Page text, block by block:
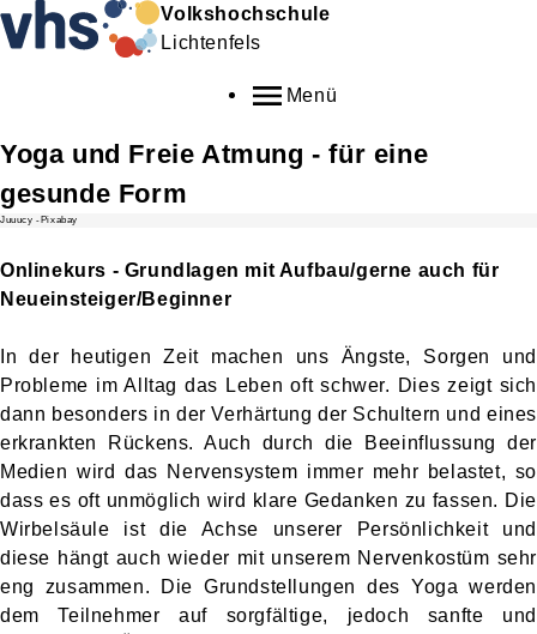
Volkshochschule
Lichtenfels
Menü
Yoga und Freie Atmung - für eine
gesunde Form
Juuucy -Pixabay
Onlinekurs - Grundlagen mit Aufbau/gerne auch für
Neueinsteiger/Beginner
In der heutigen Zeit machen uns Ängste, Sorgen und
Probleme im Alltag das Leben oft schwer. Dies zeigt sich
dann besonders in der Verhärtung der Schultern und eines
erkrankten Rückens. Auch durch die Beeinflussung der
Medien wird das Nervensystem immer mehr belastet, so
dass es oft unmöglich wird klare Gedanken zu fassen. Die
Wirbelsäule ist die Achse unserer Persönlichkeit und
diese hängt auch wieder mit unserem Nervenkostüm sehr
eng zusammen. Die Grundstellungen des Yoga werden
dem Teilnehmer auf sorgfältige, jedoch sanfte und